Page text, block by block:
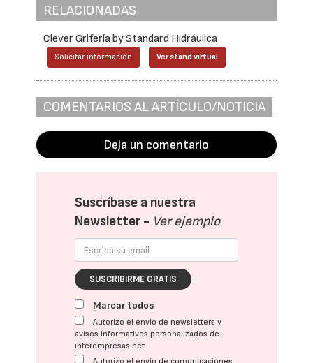
RELACIONADAS
Clever Grifería by Standard Hidráulica
Solicitar información Ver stand virtual
COMENTARIOS AL ARTÍCULO/NOTICIA
Deja un comentario
Suscríbase a nuestra
Newsletter - Ver ejemplo
SUSCRIBIRME GRATIS
Marcar todos
Autorizo el envío de newsletters y
avisos informativos personalizados de
interempresas.net